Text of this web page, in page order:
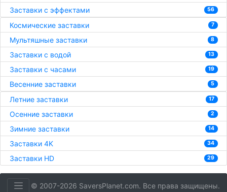
Заставки с эффектами 56
Космические заставки 7
Мультяшные заставки 8
Заставки с водой 13
Заставки с часами 19
Весенние заставки 5
Летние заставки 17
Осенние заставки 2
Зимние заставки 14
Заставки 4K 34
Заставки HD 29
© 2007-2026 SaversPlanet.com. Все права защищены.